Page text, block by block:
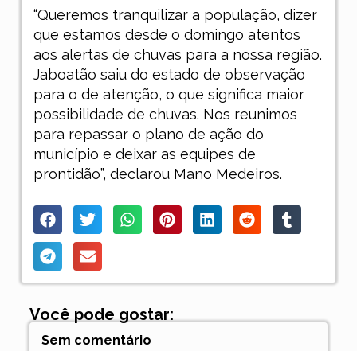
“Queremos tranquilizar a população, dizer
que estamos desde o domingo atentos
aos alertas de chuvas para a nossa região.
Jaboatão saiu do estado de observação
para o de atenção, o que significa maior
possibilidade de chuvas. Nos reunimos
para repassar o plano de ação do
município e deixar as equipes de
prontidão”, declarou Mano Medeiros.
Você pode gostar:
Sem comentário